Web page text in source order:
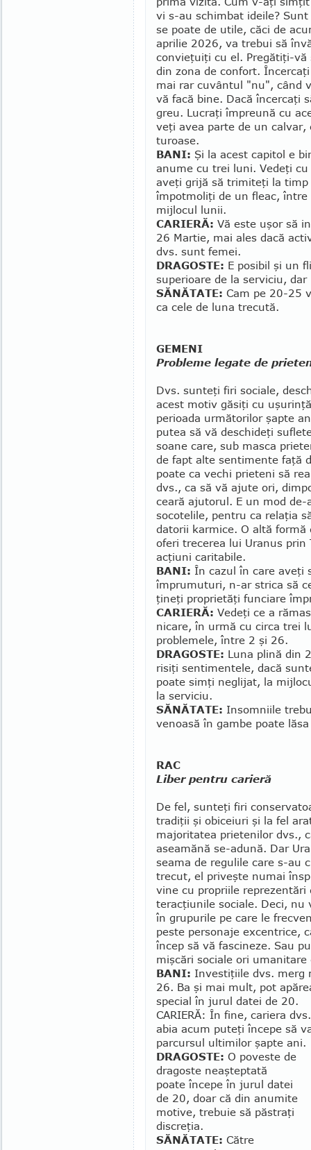
vi s-au schimbat ideile?
se poate de utile, căci de
aprilie 2026, va trebui să
convieţuiţi cu el. Pregătiţi-vă
din zona de confort.
mai rar cuvântul "nu", când
vă facă bine. Dacă încercaţi
greu. Lucraţi împreună cu
veţi avea parte de un
turoase.
BANI: Şi la acest capitol e
anume cu trei luni. Vedeţi
aveţi gri­jă să trimiteţi la timp
împotmoliţi de un fleac,
mijlocul lunii.
CARIERĂ: Vă este uşor să
26 Martie, mai ales dacă
dvs. sunt femei.
DRAGOSTE: E posibil şi un
superioare de la serviciu,
SĂNĂTATE: Cam pe 20-25
ca cele de luna trecută.
GEMENI
Probleme legate de
Dvs. sunteţi firi sociale,
acest motiv gă­siţi cu
perioada următorilor şapte
putea să vă deschideţi
soa­ne care, sub masca
de fapt alte sentimente faţă
poate ca vechi prieteni să
dvs., ca să vă ajute ori,
ceară ajutorul. E un mod de-
soco­te­lile, pentru ca relaţia
datorii karmice. O altă formă
oferi tre­cerea lui Uranus
acţiuni caritabile.
BANI: În cazul în care aveţi
împrumuturi, n-ar strica să
ţineţi proprietăţi funciare
CARIERĂ: Vedeţi ce a
nicare, în urmă cu circa trei
problemele, între 2 şi 26.
DRAGOSTE: Luna pli­nă din
risiţi sen­timentele, dacă
poate simţi neglijat, la
la serviciu.
SĂNĂTATE: Insomniile
ve­noa­să în gambe poate
RAC
Liber pentru carieră
De fel, sunteţi firi
tradiţii şi obi­ce­iuri şi la fel
majoritatea prie­tenilor dvs.,
asea­mă­nă se-adună. Dar
sea­ma de regulile care s-au
trecut, el priveşte numai
vine cu propriile
terac­ţiunile sociale. Deci, nu
în gru­purile pe care le
peste per­­sonaje excentrice,
încep să vă fasci­neze. Sau
mişcări sociale ori
BANI: Investiţiile dvs. merg
26. Ba şi mai mult, pot
special în jurul datei de 20.
CARIERĂ: În fine, cariera
abia acum puteţi în­ce­pe să
parcursul ultimilor şapte ani.
DRAGOSTE: O poveste de
dragoste neaşteptată
poate începe în jurul datei
de 20, doar că din anumite
motive, trebuie să păs­traţi
discreţia.
SĂNĂTATE: Către